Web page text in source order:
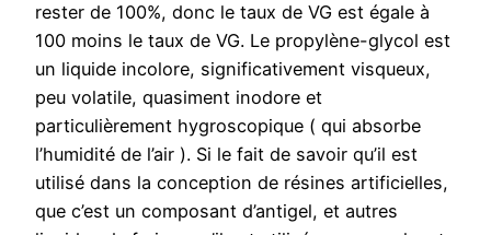
rester de 100%, donc le taux de VG est égale à
100 moins le taux de VG. Le propylène-glycol est
un liquide incolore, significativement visqueux,
peu volatile, quasiment inodore et
particulièrement hygroscopique ( qui absorbe
l’humidité de l’air ). Si le fait de savoir qu’il est
utilisé dans la conception de résines artificielles,
que c’est un composant d’antigel, et autres